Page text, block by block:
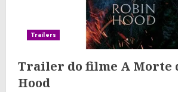
Trailers
Trailer do filme A Morte
Hood